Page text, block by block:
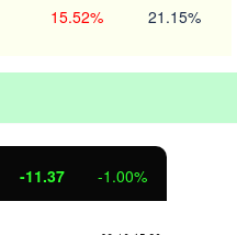
15.52% 21.15%
-25.90 -0.73%